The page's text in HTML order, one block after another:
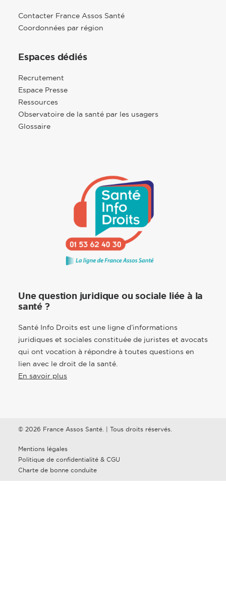
Contacter France Assos Santé
Coordonnées par région
Espaces dédiés
Recrutement
Espace Presse
Ressources
Observatoire de la santé par les usagers
Glossaire
Une question juridique ou sociale liée à la
santé ?
Santé Info Droits est une ligne d’informations
juridiques et sociales constituée de juristes et avocats
qui ont vocation à répondre à toutes questions en
lien avec le droit de la santé.
En savoir plus
© 2026 France Assos Santé. | Tous droits réservés.
Mentions légales
Politique de confidentialité & CGU
Charte de bonne conduite